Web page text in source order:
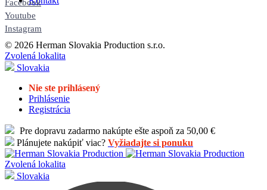
Facebook
Youtube
Instagram
© 2026 Herman Slovakia Production s.r.o.
Zvolená lokalita
Slovakia
Nie ste prihlásený
Prihlásenie
Registrácia
Pre dopravu zadarmo nakúpte ešte aspoň za 50,00 €
Plánujete nakúpiť viac? Vyžiadajte si ponuku
Zvolená lokalita
Slovakia